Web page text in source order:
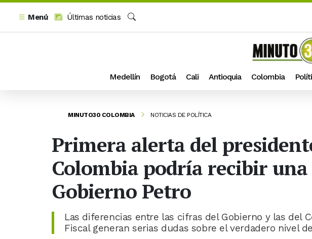
Menú
Últimas noticias
Medellín Bogotá Cali Antioquia Colombia
MINUTO30 COLOMBIA NOTICIAS DE POLÍTICA
Primera alerta del
Colombia podría recibir
Gobierno Petro
Las diferencias entre las cifras del Gobierno y las del
Fiscal generan serias dudas sobre el verdadero nivel